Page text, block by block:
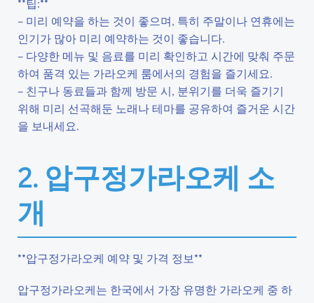
**팁:**
– 미리 예약을 하는 것이 좋으며, 특히 주말이나 연휴에는
인기가 많아 미리 예약하는 것이 좋습니다.
– 다양한 메뉴 및 음료를 미리 확인하고 시간에 맞춰 주문
하여 품격 있는 가라오케 룸에서의 경험을 즐기세요.
– 친구나 동료들과 함께 방문 시, 분위기를 더욱 즐기기
위해 미리 선곡해둔 노래나 테마를 공유하여 즐거운 시간
을 보내세요.
2. 압구정가라오케 소
개
**압구정가라오케 예약 및 가격 정보**
압구정가라오케는 한국에서 가장 유명한 가라오케 중 하